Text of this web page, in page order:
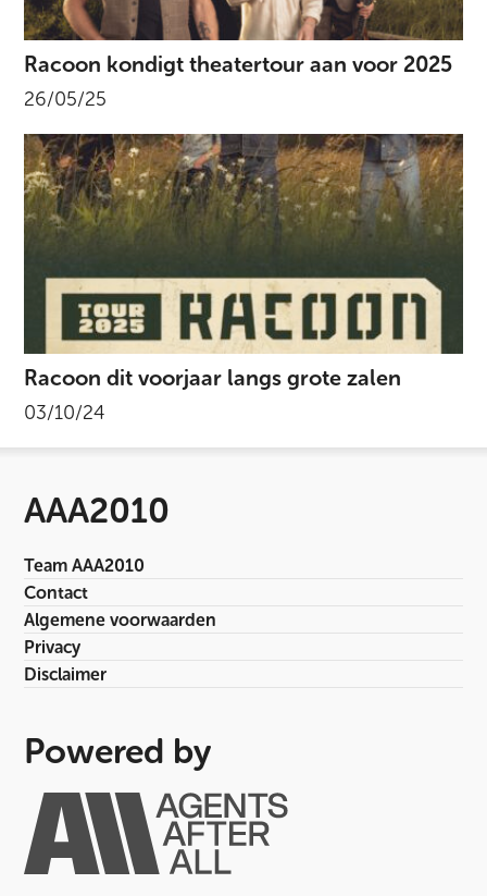
Racoon kondigt theatertour aan voor 2025
26/05/25
Racoon dit voorjaar langs grote zalen
03/10/24
AAA2010
Team AAA2010
Contact
Algemene voorwaarden
Privacy
Disclaimer
Powered by